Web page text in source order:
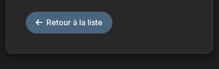
Retour à la liste